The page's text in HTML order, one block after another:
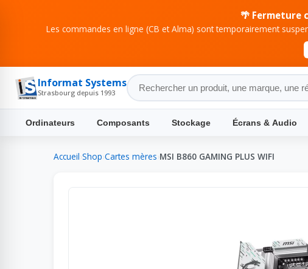
🌴 Fermeture
Les commandes en ligne (CB et Alma) sont temporairement
Informat Systems
Strasbourg depuis 1993
Ordinateurs Composants Stockage Écrans & Audio
Accueil Shop Cartes mères MSI B860 GAMING PLUS WIFI